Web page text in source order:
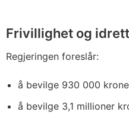
Frivillighet og idrett
Regjeringen foreslår:
å bevilge 930 000
å bevilge 3,1 millioner